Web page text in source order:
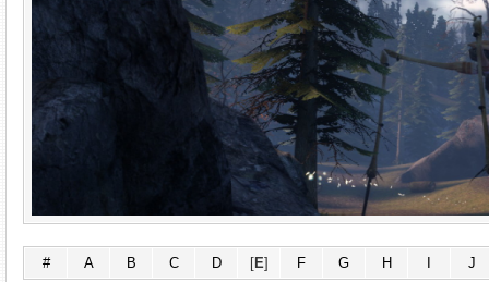
# A B C D [E] F G H J